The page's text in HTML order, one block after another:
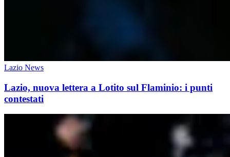
Lazio News
Lazio, nuova lettera a Lotito sul Flaminio: i punti
contestati